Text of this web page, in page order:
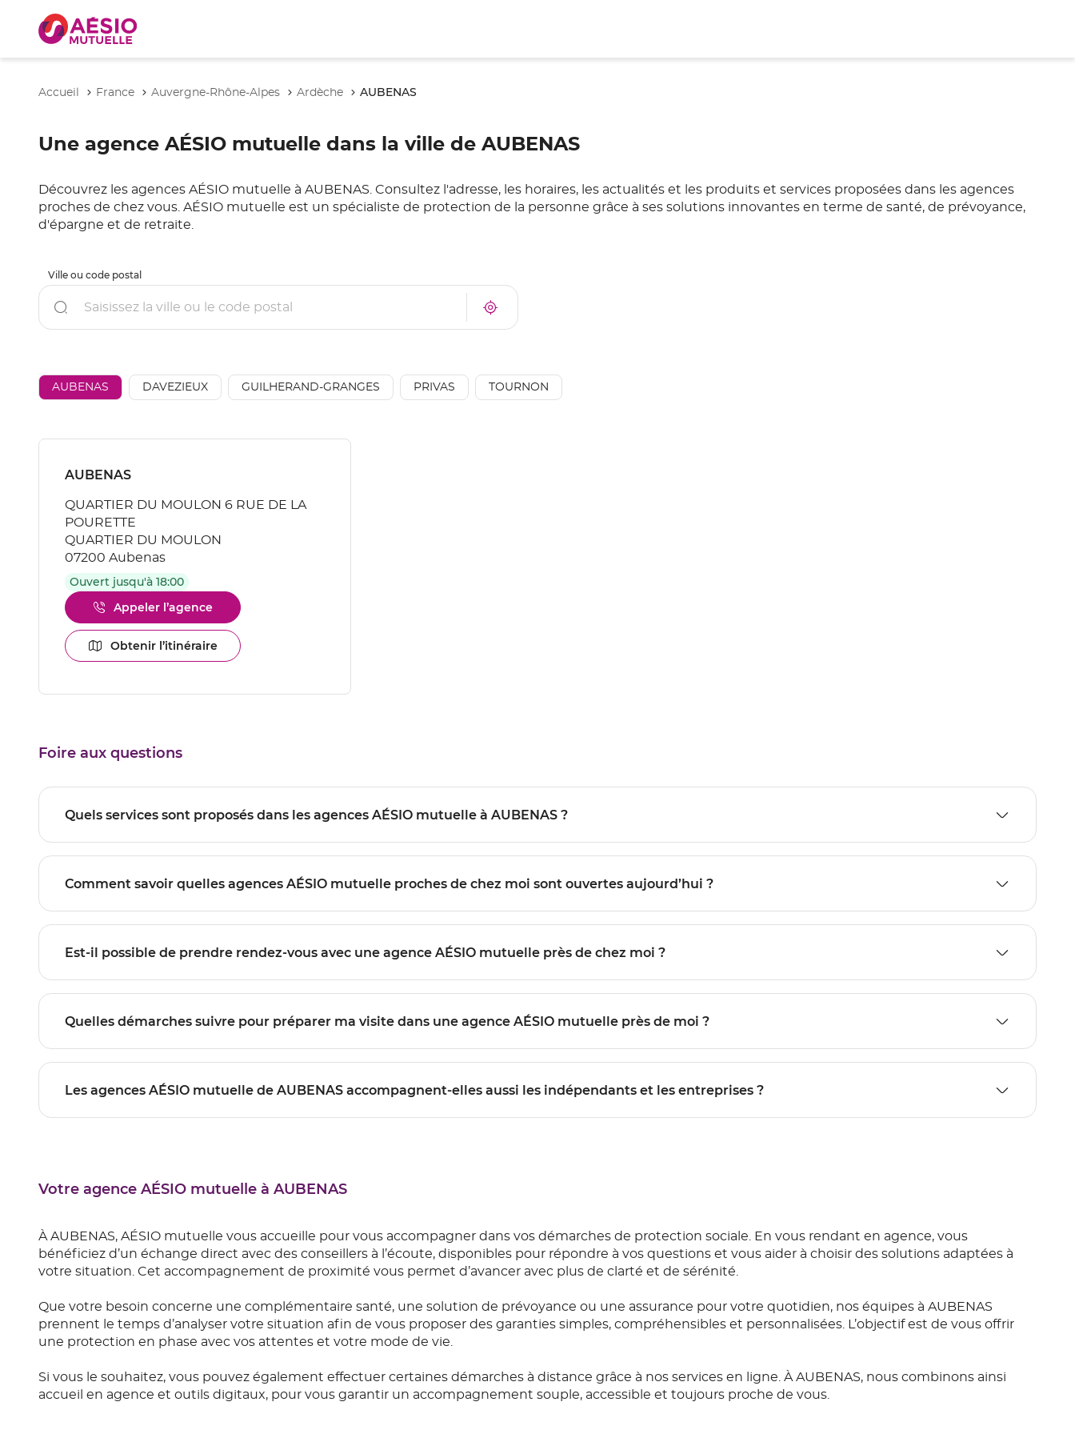
Accueil France Auvergne-Rhône-Alpes Ardèche AUBENAS
Une agence AÉSIO mutuelle dans la ville de AUBENAS
Découvrez les agences AÉSIO mutuelle à AUBENAS. Consultez l'adresse, les horaires, les actualités et les produits et services proposées dans les agences
proches de chez vous. AÉSIO mutuelle est un spécialiste de protection de la personne grâce à ses solutions innovantes en terme de santé, de prévoyance,
d'épargne et de retraite.
À
proximité
Trouver
mutuelle
à
proximité
Ville ou code postal
Rechercher
un
AÉSIO
mutuelle
AUBENAS DAVEZIEUX GUILHERAND-GRANGES PRIVAS TOURNON
ENTRÉE
obtenir
amples
informations
[ECHAP
quitter]
Point
vente
:
AUBENAS
QUARTIER DU MOULON 6 RUE DE LA
POURETTE
QUARTIER DU MOULON
07200 Aubenas
Ouvert jusqu'à 18:00
Appeler l’agence
Afficher
le
numéro
AUBENAS
Obtenir l’itinéraire
jusqu'au
vente
Foire aux questions
Quels services sont proposés dans les agences AÉSIO mutuelle à AUBENAS ?
Comment savoir quelles agences AÉSIO mutuelle proches de chez moi sont ouvertes aujourd’hui ?
Est-il possible de prendre rendez-vous avec une agence AÉSIO mutuelle près de chez moi ?
Quelles démarches suivre pour préparer ma visite dans une agence AÉSIO mutuelle près de moi ?
Les agences AÉSIO mutuelle de AUBENAS accompagnent-elles aussi les indépendants et les entreprises ?
Votre agence AÉSIO mutuelle à AUBENAS
À AUBENAS, AÉSIO mutuelle vous accueille pour vous accompagner dans vos démarches de protection sociale. En vous rendant en agence, vous
bénéficiez d’un échange direct avec des conseillers à l’écoute, disponibles pour répondre à vos questions et vous aider à choisir des solutions adaptées à
votre situation. Cet accompagnement de proximité vous permet d’avancer avec plus de clarté et de sérénité.
Que votre besoin concerne une complémentaire santé, une solution de prévoyance ou une assurance pour votre quotidien, nos équipes à AUBENAS
prennent le temps d’analyser votre situation afin de vous proposer des garanties simples, compréhensibles et personnalisées. L’objectif est de vous offrir
une protection en phase avec vos attentes et votre mode de vie.
Si vous le souhaitez, vous pouvez également effectuer certaines démarches à distance grâce à nos services en ligne. À AUBENAS, nous combinons ainsi
accueil en agence et outils digitaux, pour vous garantir un accompagnement souple, accessible et toujours proche de vous.